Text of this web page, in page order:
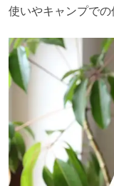
使いやキャンプでの